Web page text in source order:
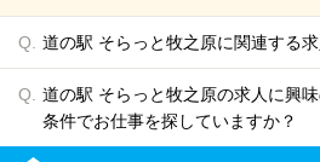
道の駅 そらっと牧之原に関連する
道の駅 そらっと牧之原の求人に興
条件でお仕事を探していますか？